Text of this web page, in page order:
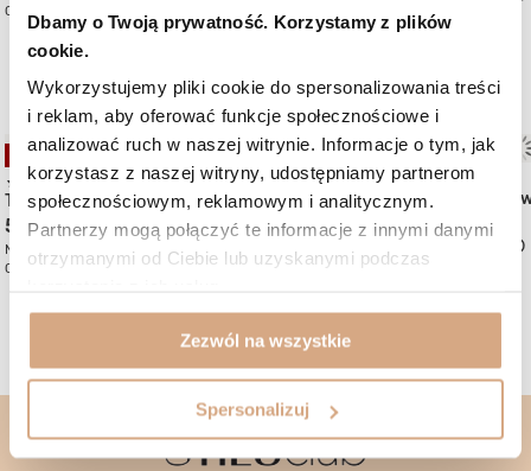
Dbamy o Twoją prywatność. Korzystamy z plików
cookie.
Wykorzystujemy pliki cookie do spersonalizowania treści
i reklam, aby oferować funkcje społecznościowe i
analizować ruch w naszej witrynie. Informacje o tym, jak
korzystasz z naszej witryny, udostępniamy partnerom
społecznościowym, reklamowym i analitycznym.
Partnerzy mogą połączyć te informacje z innymi danymi
otrzymanymi od Ciebie lub uzyskanymi podczas
Zezwól na wszystkie
Spersonalizuj
Cena regularna:
Cena regularna:
Mogą Ci się spodobać:
OKAZJA
(1)
Torebka skórzana zamszowa
549 zł
Najniższa cena: 559 zł
-1%
Cena regularna: 689 zł -20%
OKAZJA
Duża torebka
459 zł
Cena regularna: